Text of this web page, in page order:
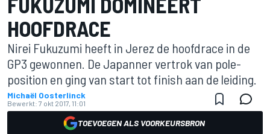
HOOFDRACE
Nirei Fukuzumi heeft in Jerez de hoofdrace in de
GP3 gewonnen. De Japanner vertrok van pole-
position en ging van start tot finish aan de leiding.
Michaël Oosterlinck
Bewerkt: 7 okt 2017, 11:01
TOEVOEGEN ALS VOORKEURSBRON